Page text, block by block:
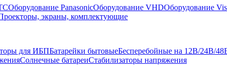
Оборудование PanasonicОборудование VHDОборудование
экраны, комплектующие
для ИБПБатарейки бытовыеБесперебойные на 12В/24В/
Солнечные батареиСтабилизаторы напряжения